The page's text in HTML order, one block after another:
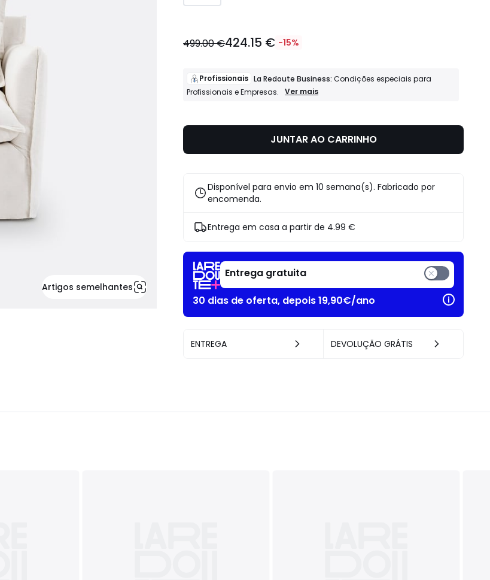
Artigos semelhantes
499.00 €424.15 € -15%
Profissionais La Redoute Business:Condições especiais para
Profissionais e Empresas.
Profissionais
especiais
para
Empresas.
Ver mais
JUNTAR AO CARRINHO
Disponível para envio em 10 semana(s). Fabricado por
encomenda.
Entrega em casa a partir de 4.99 €
Entrega gratuita
30 dias de oferta, depois 19,90€/ano
ENTREGA DEVOLUÇÃO GRÁTIS